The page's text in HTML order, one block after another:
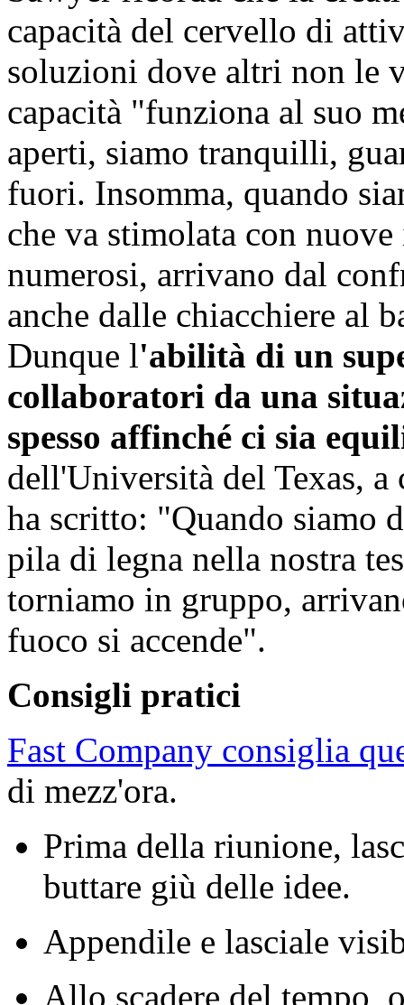
capacità del cervello di
soluzioni dove altri non le
capacità "funziona al suo
aperti, siamo tranquilli,
fuori. Insomma, quando
che va stimolata con
numerosi, arrivano dal
anche dalle chiacchiere al
Dunque l'abilità di un
collaboratori da una
spesso affinché ci sia
dell'Università del Texas,
ha scritto: "Quando siamo
pila di legna nella nostra
torniamo in gruppo,
fuoco si accende".
Consigli pratici
Fast Company consiglia
di mezz'ora.
Prima della riunione,
buttare giù delle idee.
Appendile e lasciale
Allo scadere del tempo,